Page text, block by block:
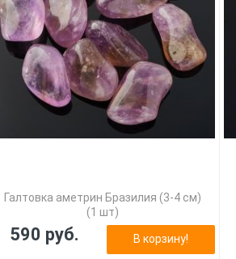
Галтовка аметрин Бразилия (3-4 см)
(1 шт)
590 руб. В корзину!